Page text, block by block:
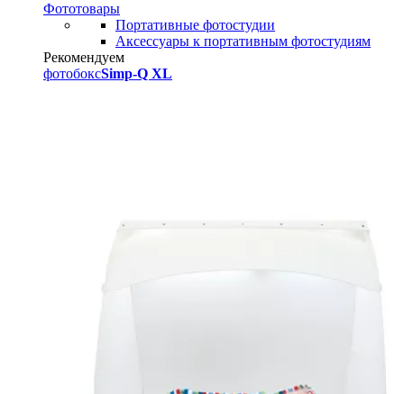
Фототовары
Портативные фотостудии
Аксессуары к портативным фотостудиям
Рекомендуем
фотобоксSimp-Q XL